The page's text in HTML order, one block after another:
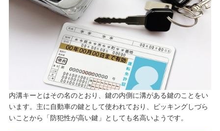
内溝キーとはその名のとおり、鍵の内側に溝がある鍵のことをい
います。主に自動車の鍵として使われており、ピッキングしづら
いことから「防犯性が高い鍵」としても名高いようです。